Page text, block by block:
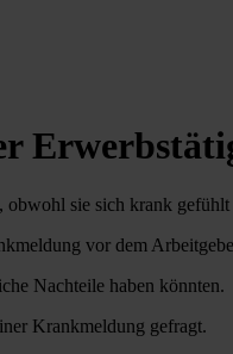
obwohl sie sich krank gefühlt
vor dem
Nachteile haben könnten.
Krankmeldung gefragt.